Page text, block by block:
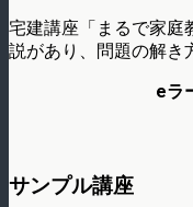
宅建講座「まるで家庭
説があり、問題の解き
eラ
サンプル講座